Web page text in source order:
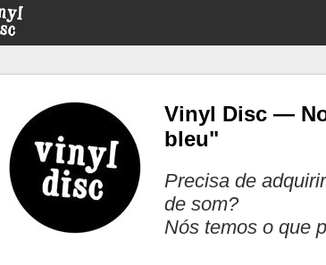
Vinyl Disc —
bleu"
Precisa de
de som?
Nós temos o que